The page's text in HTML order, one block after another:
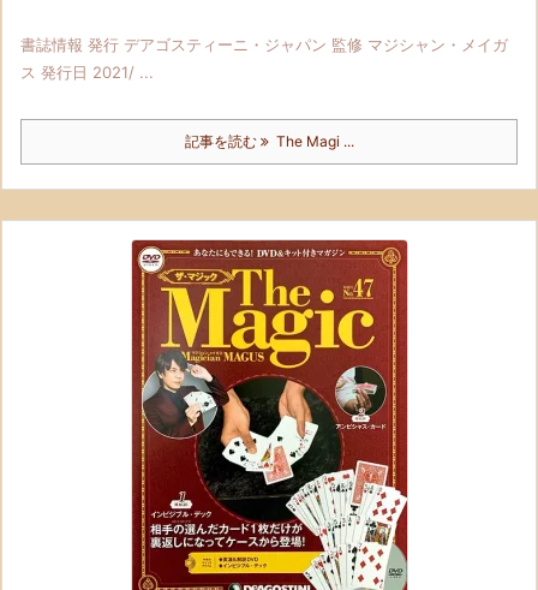
書誌情報 発行 デアゴスティーニ・ジャパン 監修 マジシャン・メイガ
ス 発行日 2021/ ...
記事を読む The Magi ...